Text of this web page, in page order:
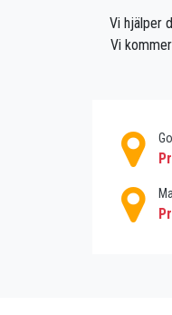
Vi hjälper
Vi